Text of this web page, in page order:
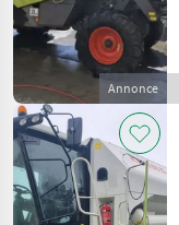
Massey Ferguson
Afficher
tous
les 12
MODÈLE
Annonce